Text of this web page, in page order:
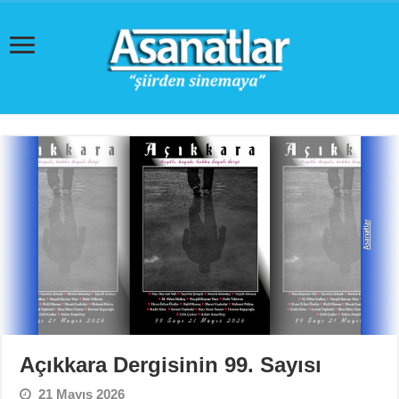
Açıkkara Dergisinin 99. Sayısı
21 Mayıs 2026